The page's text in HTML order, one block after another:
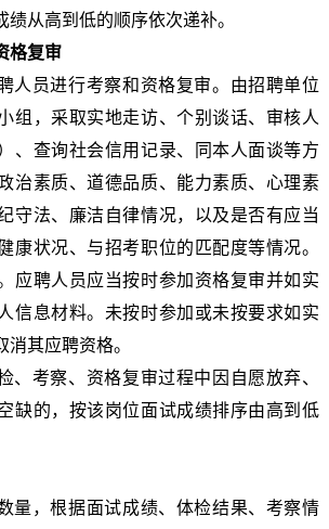
绩从高到低的顺序依次递补。
格复审
人员进行考察和资格复审。由招聘单位
组，采取实地走访、个别谈话、审核人
、查询社会信用记录、同本人面谈等方
治素质、道德品质、能力素质、心理素
守法、廉洁自律情况，以及是否有应当
康状况、与招考职位的匹配度等情况。
应聘人员应当按时参加资格复审并如实
信息材料。未按时参加或未按要求如实
其应聘资格。
、考察、资格复审过程中因自愿放弃、
缺的，按该岗位面试成绩排序由高到低
量，根据面试成绩、体检结果、考察情